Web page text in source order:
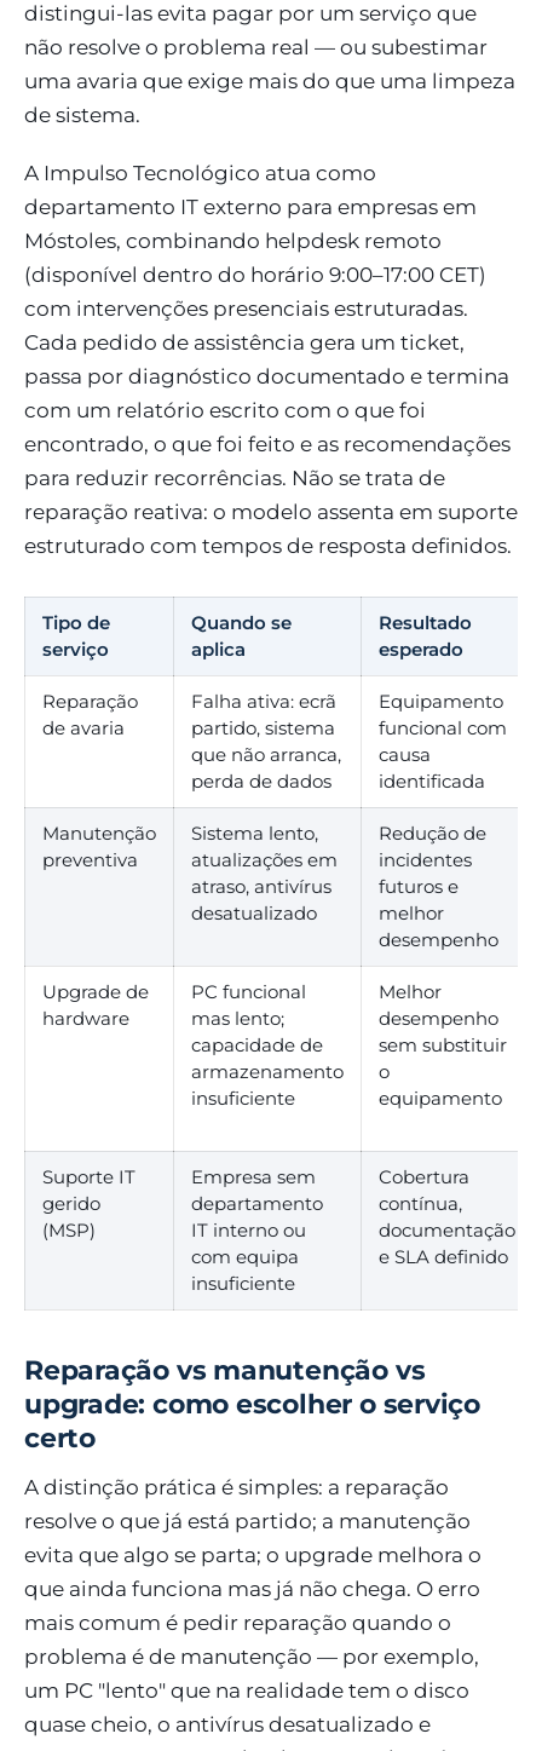
distingui-las evita pagar por um serviço que
não resolve o problema real — ou subestimar
uma avaria que exige mais do que uma limpeza
de sistema.
A Impulso Tecnológico atua como
departamento IT externo para empresas em
Móstoles, combinando helpdesk remoto
(disponível dentro do horário 9:00–17:00 CET)
com intervenções presenciais estruturadas.
Cada pedido de assistência gera um ticket,
passa por diagnóstico documentado e termina
com um relatório escrito com o que foi
encontrado, o que foi feito e as recomendações
para reduzir recorrências. Não se trata de
reparação reativa: o modelo assenta em suporte
estruturado com tempos de resposta definidos.
Tipo de
serviço
Quando se
aplica
Resultado
esperado
Reparação
de avaria
Falha ativa: ecrã
partido, sistema
que não arranca,
perda de dados
Equipamento
funcional com
causa
identificada
Manutenção
preventiva
Sistema lento,
atualizações em
atraso, antivírus
desatualizado
Redução de
incidentes
futuros e
melhor
desempenho
Upgrade de
hardware
PC funcional
mas lento;
capacidade de
armazenamento
insuficiente
Melhor
desempenho
sem substituir
o
equipamento
Suporte IT
gerido
(MSP)
Empresa sem
departamento
IT interno ou
com equipa
insuficiente
Cobertura
contínua,
documentação
e SLA definido
Reparação vs manutenção vs
upgrade: como escolher o serviço
certo
A distinção prática é simples: a reparação
resolve o que já está partido; a manutenção
evita que algo se parta; o upgrade melhora o
que ainda funciona mas já não chega. O erro
mais comum é pedir reparação quando o
problema é de manutenção — por exemplo,
um PC "lento" que na realidade tem o disco
quase cheio, o antivírus desatualizado e